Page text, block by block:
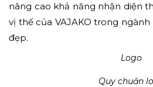
nâng cao khả năng nhận diện
vị thế của VAJAKO trong
đẹp.
Logo
Quy chuẩn